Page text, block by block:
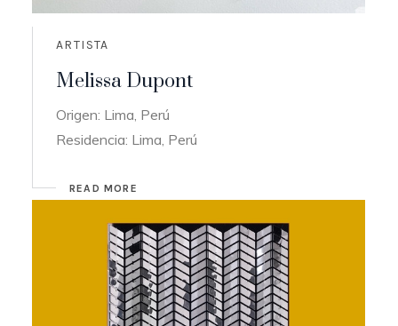
ARTISTA
Melissa Dupont
Origen: Lima, Perú
Residencia: Lima, Perú
READ MORE